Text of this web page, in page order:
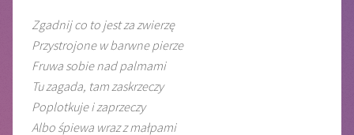
Zgadnij co to jest za zwierzę
Przystrojone w barwne pierze
Fruwa sobie nad palmami
Tu zagada, tam zaskrzeczy
Poplotkuje i zaprzeczy
Albo śpiewa wraz z małpami